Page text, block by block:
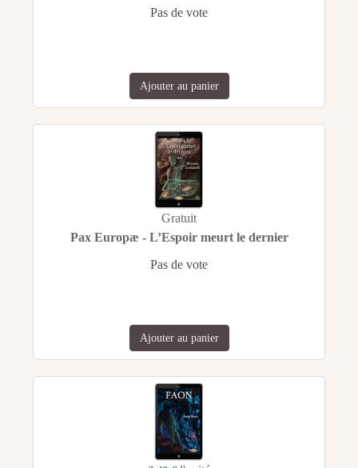
Pas de vote
Ajouter au panier
Gratuit
Pax Europæ - L’Espoir meurt le dernier
Pas de vote
Ajouter au panier